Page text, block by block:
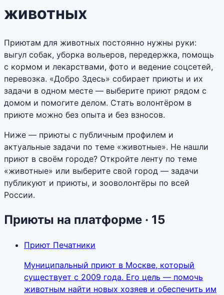
животных
Приютам для животных постоянно нужны руки:
выгул собак, уборка вольеров, передержка, помощь
с кормом и лекарствами, фото и ведение соцсетей,
перевозка. «Добро Здесь» собирает приюты и их
задачи в одном месте — выберите приют рядом с
домом и помогите делом. Стать волонтёром в
приюте можно без опыта и без взносов.
Ниже — приюты с публичным профилем и
актуальные задачи по теме «животные». Не нашли
приют в своём городе? Откройте ленту по теме
«животные» или выберите свой город — задачи
публикуют и приюты, и зооволонтёры по всей
России.
Приюты на платформе · 15
Приют Печатники
Муниципальный приют в Москве, который
существует с 2009 года. Его цель — помочь
животным найти новых хозяев и обеспечить им